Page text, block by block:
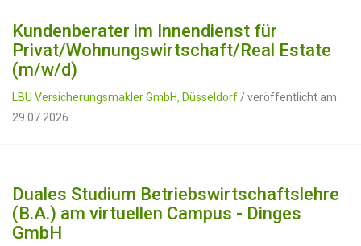
Kundenberater im Innendienst für
Privat/Wohnungswirtschaft/Real Estate
(m/w/d)
LBU Versicherungsmakler GmbH, Düsseldorf / veröffentlicht am
29.07.2026
Duales Studium Betriebswirtschaftslehre
(B.A.) am virtuellen Campus - Dinges
GmbH